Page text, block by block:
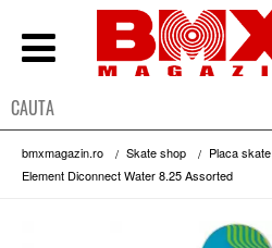
bmxmagazin.ro Skate shop
Placa skate
Element Diconnect Water 8.25 Assorted